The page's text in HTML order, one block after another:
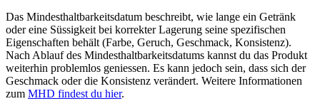
Das Mindesthaltbarkeitsdatum beschreibt, wie lange ein Getränk
oder eine Süssigkeit bei korrekter Lagerung seine spezifischen
Eigenschaften behält (Farbe, Geruch, Geschmack, Konsistenz).
Nach Ablauf des Mindesthaltbarkeitsdatums kannst du das Produkt
weiterhin problemlos geniessen. Es kann jedoch sein, dass sich der
Geschmack oder die Konsistenz verändert. Weitere Informationen
zum MHD findest du hier.